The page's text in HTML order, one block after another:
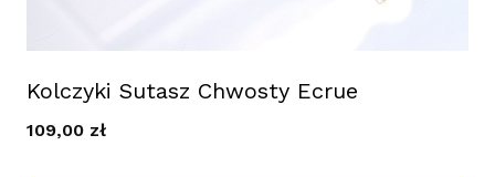
Kolczyki Sutasz Chwosty Ecrue
109,00 zł